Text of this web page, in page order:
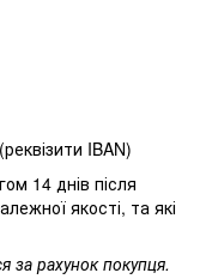
IBAN)
14 днів після
якості, та які
за рахунок покупця.